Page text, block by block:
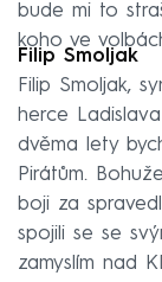
bude mi to
koho ve
Filip Smoljak
Filip Smoljak,
herce
dvěma lety
Pirátům.
boji za
spojili se se
zamyslím nad